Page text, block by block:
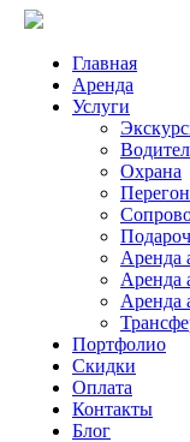
Главная
Аренда
Услуги
Охрана
Аренда
Аренда
Аренда
Портфолио
Скидки
Оплата
Контакты
Блог